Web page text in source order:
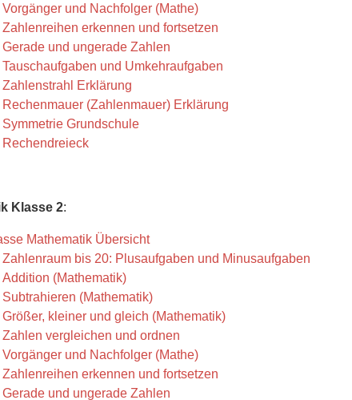
Vorgänger und Nachfolger (Mathe)
Zahlenreihen erkennen und fortsetzen
Gerade und ungerade Zahlen
Tauschaufgaben und Umkehraufgaben
Zahlenstrahl Erklärung
Rechenmauer (Zahlenmauer) Erklärung
Symmetrie Grundschule
Rechendreieck
Klasse 2:
Mathematik Übersicht
Zahlenraum bis 20: Plusaufgaben und Minusaufgaben
Addition (Mathematik)
Subtrahieren (Mathematik)
Größer, kleiner und gleich (Mathematik)
Zahlen vergleichen und ordnen
Vorgänger und Nachfolger (Mathe)
Zahlenreihen erkennen und fortsetzen
Gerade und ungerade Zahlen